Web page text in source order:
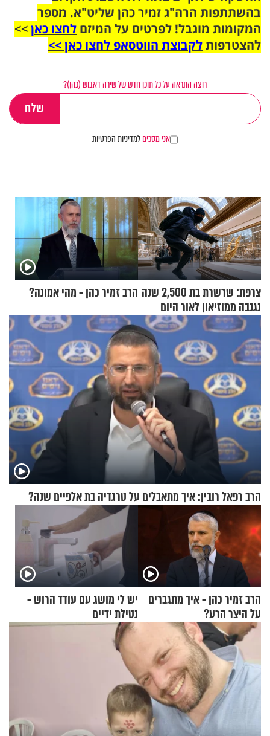
בהשתתפות הרה"ג זמיר כהן שליט"א. מספר
המקומות מוגבל! לפרטים על המיזם לחצו כאן>>
להצטרפותלקבוצת הווטסאפ לחצו כאן >>
רוצה התראה על כל תוכן חדש של שירה דאבוש (כהן)?
אני מסכיםלמדיניות הפרטיות
צרפת: שרשרת בת 2,500 שנה
נגנבה ממוזיאון לאור היום
הרב זמיר כהן - מהי אמונה?
הרב רפאל רובין: איך מתאבלים על טרגדיה בת אלפיים שנה?
הרב זמיר כהן - איך מתגברים
על היצר הרע?
יש לי מושג עם עודד הרוש -
נטילת ידיים